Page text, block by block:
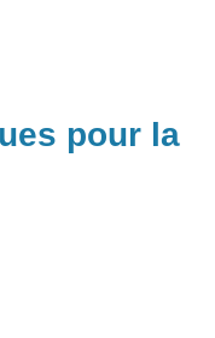
pour la